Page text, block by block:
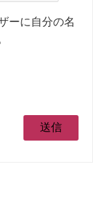
ーに自分の名